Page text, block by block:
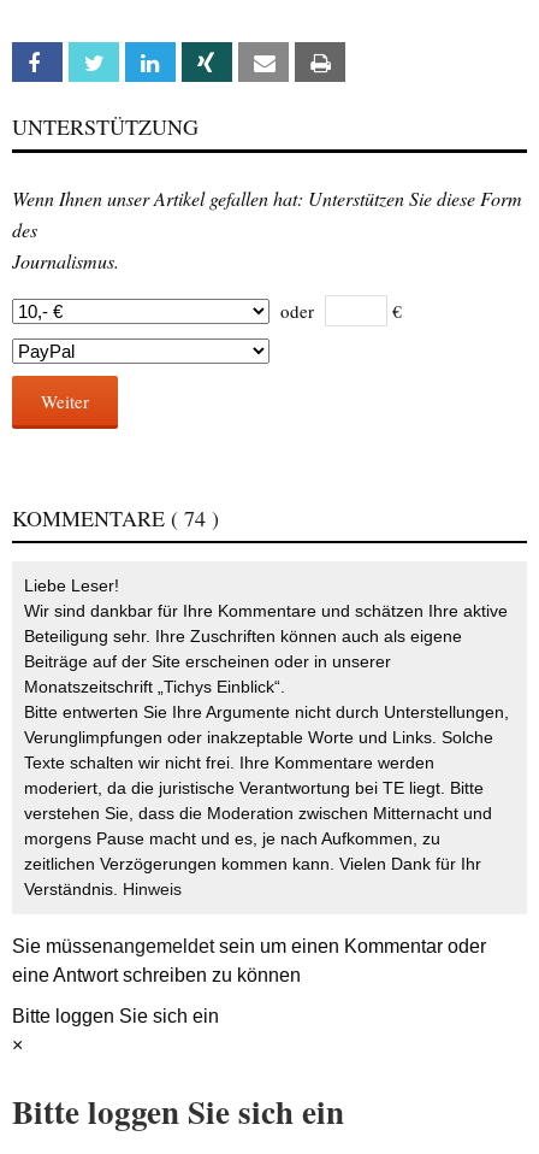
Facebook Twitter Linkedin Xing Email
UNTERSTÜTZUNG
Wenn Ihnen unser Artikel gefallen hat: Unterstützen Sie diese Form
des
Journalismus.
oder €
Weiter
KOMMENTARE ( 74 )
Liebe Leser!
Wir sind dankbar für Ihre Kommentare und schätzen Ihre aktive
Beteiligung sehr. Ihre Zuschriften können auch als eigene
Beiträge auf der Site erscheinen oder in unserer
Monatszeitschrift „Tichys Einblick“.
Bitte entwerten Sie Ihre Argumente nicht durch Unterstellungen,
Verunglimpfungen oder inakzeptable Worte und Links. Solche
Texte schalten wir nicht frei. Ihre Kommentare werden
moderiert, da die juristische Verantwortung bei TE liegt. Bitte
verstehen Sie, dass die Moderation zwischen Mitternacht und
morgens Pause macht und es, je nach Aufkommen, zu
zeitlichen Verzögerungen kommen kann. Vielen Dank für Ihr
Verständnis. Hinweis
Sie müssenangemeldetsein um einen Kommentar oder
eine Antwort schreiben zu können
Bitte loggen Sie sich ein
×
Bitte loggen Sie sich ein